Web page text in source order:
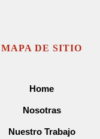
MAPA DE SITIO
Home
Nosotras
Nuestro Trabajo